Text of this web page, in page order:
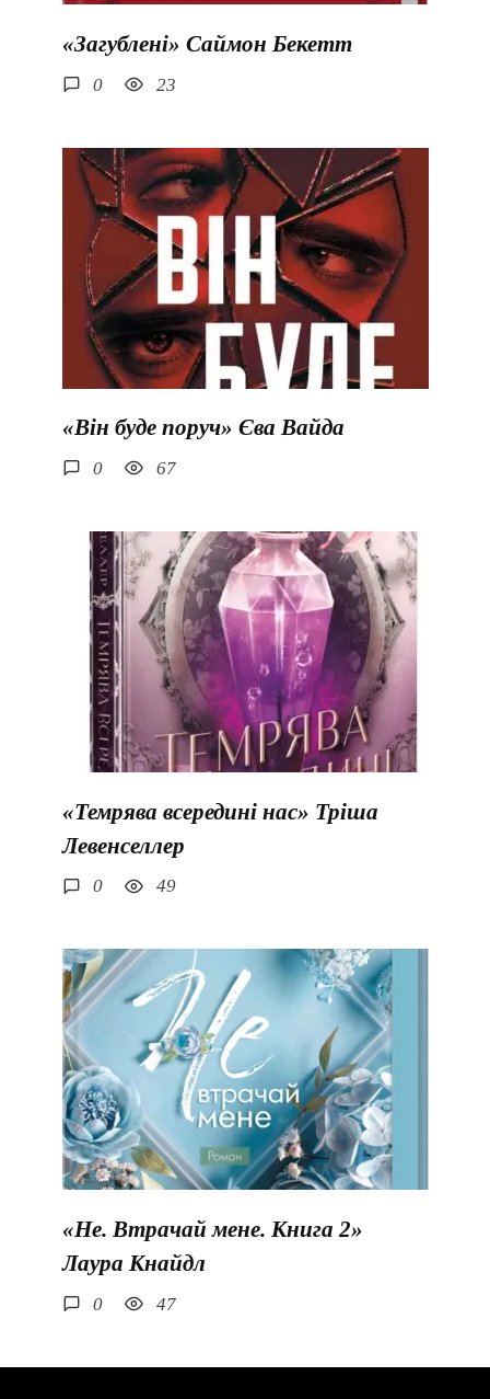
«Загублені» Саймон Бекетт
0 23
«Він буде поруч» Єва Вайда
0 67
«Темрява всередині нас» Тріша
Левенселлер
0 49
«Не. Втрачай мене. Книга 2»
Лаура Кнайдл
0 47